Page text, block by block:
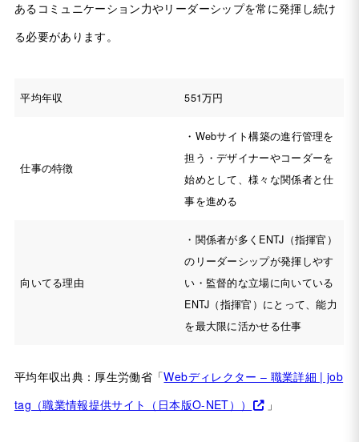
あるコミュニケーション力やリーダーシップを常に発揮し続け
る必要があります。
平均年収 551万円
仕事の特徴
・Webサイト構築の進行管理を
担う・デザイナーやコーダーを
始めとして、様々な関係者と仕
事を進める
向いてる理由
・関係者が多くENTJ（指揮官）
のリーダーシップが発揮しやす
い・監督的な立場に向いている
ENTJ（指揮官）にとって、能力
を最大限に活かせる仕事
平均年収出典：厚生労働省「Webディレクター – 職業詳細 | job
tag（職業情報提供サイト（日本版O-NET））
」